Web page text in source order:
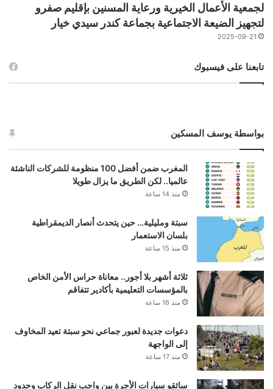
لجمعية الأعمال الخيرية ورعاية المسنين بإقليم صفرو
لتجهيز الضيعة الاجتماعية بجماعة كندر سيدي خيار
2025-09-21
تابعنا على فيسبوك
بواسطة يوسف المسكين
المغرب ضمن أفضل 100 منظومة للشركات الناشئة
عالميا.. لكن الطريق ما يزال طويلا
منذ 14 ساعة
سبتة ومليلية… حين يتحدث أنصار الديمقراطية
بلسان الاستعمار
منذ 15 ساعة
ثلاثة أشهر بلا أجور.. معاناة حراس الأمن الخاص
بالمؤسسات التعليمية بأكادير تتفاقم
منذ 16 ساعة
دعوات جديدة لعبور جماعي نحو سبتة تعيد المخاوف
إلى الواجهة
منذ 17 ساعة
سائقو سيارات الأجرة بين واجب نقل الركاب وحدود